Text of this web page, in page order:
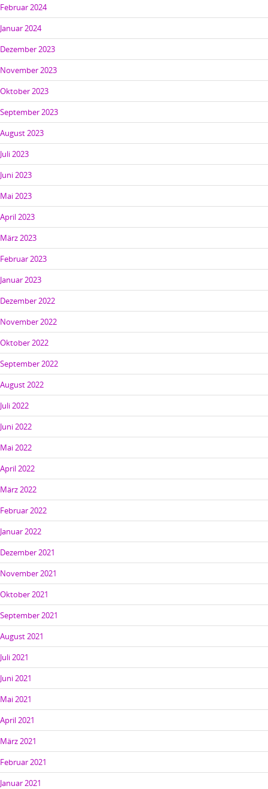
Februar 2024
Januar 2024
Dezember 2023
November 2023
Oktober 2023
September 2023
August 2023
Juli 2023
Juni 2023
Mai 2023
April 2023
März 2023
Februar 2023
Januar 2023
Dezember 2022
November 2022
Oktober 2022
September 2022
August 2022
Juli 2022
Juni 2022
Mai 2022
April 2022
März 2022
Februar 2022
Januar 2022
Dezember 2021
November 2021
Oktober 2021
September 2021
August 2021
Juli 2021
Juni 2021
Mai 2021
April 2021
März 2021
Februar 2021
Januar 2021